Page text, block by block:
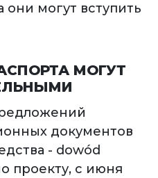
они могут вступить
МОГУТ
документов
- dowód
проекту, с июня